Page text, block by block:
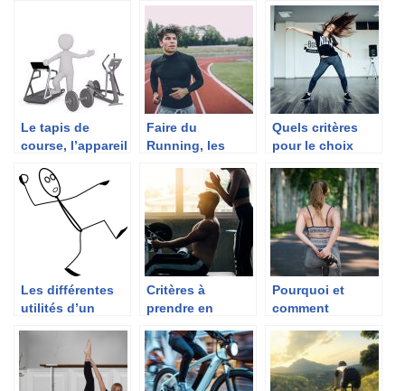
télécommandé
avec caméra
Le tapis de
course, l’appareil
rester en forme
au quotidien
Faire du
Running, les
indispensables.
Quels critères
pour le choix
vibrante ?
Les différentes
utilités d’un
Critères à
prendre en
choix de votre
rameur
Pourquoi et
comment
ses articles de
sport ?